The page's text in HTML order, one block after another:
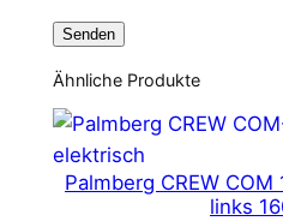
Ähnliche Produkte
Palmberg CREW
links